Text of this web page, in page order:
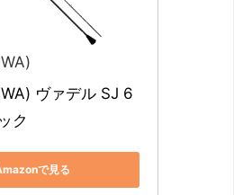
ヴァデル SJ 6
ク
で見る